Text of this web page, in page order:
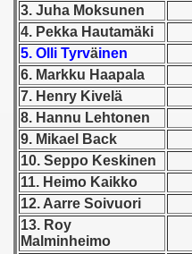
3. Juha Moksunen
4. Pekka Hautamäki
5. Olli Tyrväinen
6. Markku Haapala
7. Henry Kivelä
8. Hannu Lehtonen
9. Mikael Back
10. Seppo Keskinen
11. Heimo Kaikko
12. Aarre Soivuori
13. Roy
Malminheimo
1946